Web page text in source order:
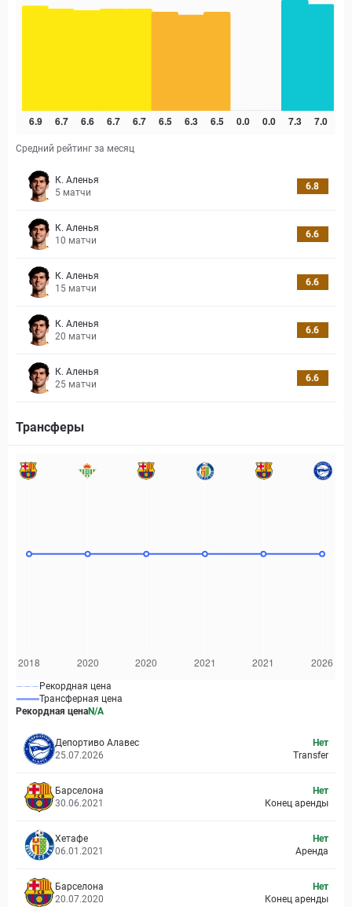
Средний рейтинг за месяц
К. Аленья
5 матчи
6.8
К. Аленья
10 матчи
6.6
К. Аленья
15 матчи
6.6
К. Аленья
20 матчи
6.6
К. Аленья
25 матчи
6.6
Трансферы
Рекордная цена
Трансферная цена
Рекордная ценаN/A
Депортиво Алавес
25.07.2026
Нет
Transfer
Барселона
30.06.2021
Нет
Конец аренды
Хетафе
06.01.2021
Нет
Аренда
Барселона
20.07.2020
Нет
Конец аренды